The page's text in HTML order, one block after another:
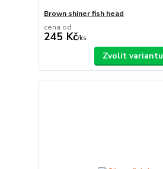
Brown shiner fish head
cena od
245 Kč/ks
Zvolit variantu